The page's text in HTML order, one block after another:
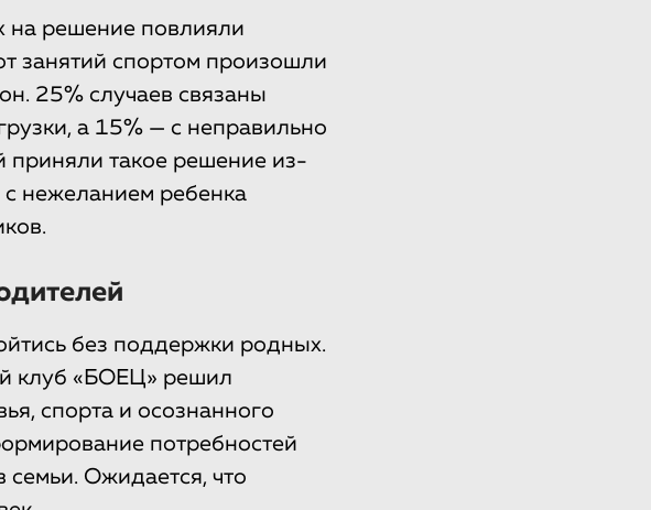
на решение повлияли
занятий спортом произошли
25% случаев связаны
а 15% — с неправильно
приняли такое решение из-
с нежеланием ребенка
без поддержки родных.
клуб «БОЕЦ» решил
спорта и осознанного
потребностей
семьи. Ожидается, что